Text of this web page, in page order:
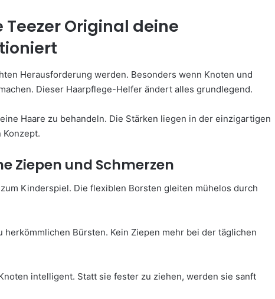
Original deine
Herausforderung werden. Besonders wenn Knoten und
Dieser Haarpflege-Helfer ändert alles grundlegend.
Haare zu behandeln. Die Stärken liegen in der einzigartigen
Ziepen und Schmerzen
Kinderspiel. Die flexiblen Borsten gleiten mühelos durch
Bürsten. Kein Ziepen mehr bei der täglichen
intelligent. Statt sie fester zu ziehen, werden sie sanft